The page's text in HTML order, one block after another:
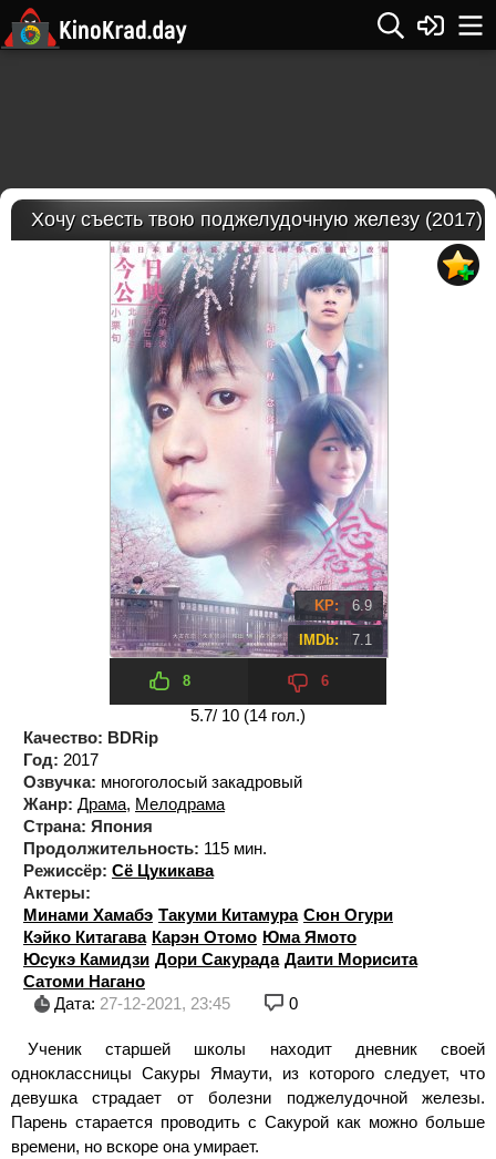
Хочу съесть твою поджелудочную железу (2017)
KP: 6.9
IMDb: 7.1
8 6
5.7/ 10 (14 гол.)
Качество: BDRip
Год: 2017
Озвучка: многоголосый закадровый
Жанр: Драма, Мелодрама
Страна: Япония
Продолжительность: 115 мин.
Режиссёр: Сё Цукикава
Актеры:
Минами Хамабэ Такуми Китамура Сюн Огури
Кэйко Китагава Карэн Отомо Юма Ямото
Юсукэ Камидзи Дори Сакурада Даити Морисита
Сатоми Нагано
Дата: 27-12-2021, 23:45 0
Ученик старшей школы находит дневник своей
одноклассницы Сакуры Ямаути, из которого следует, что
девушка страдает от болезни поджелудочной железы.
Парень старается проводить с Сакурой как можно больше
времени, но вскоре она умирает.